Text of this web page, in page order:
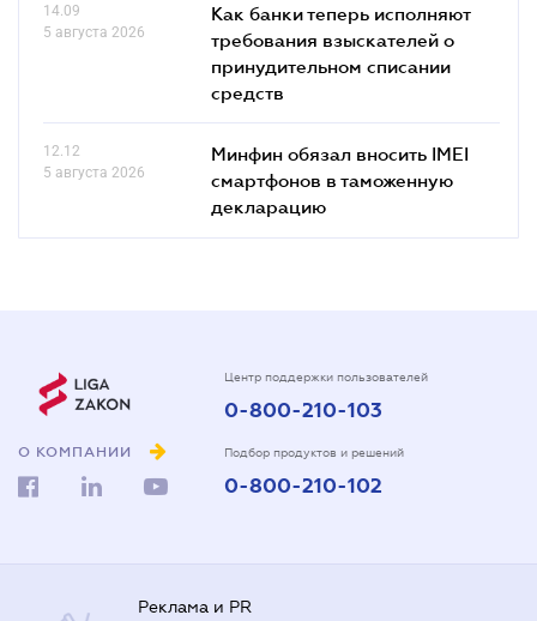
14.09
5 августа 2026
Как банки теперь исполняют
требования взыскателей о
принудительном списании
средств
12.12
5 августа 2026
Минфин обязал вносить IMEI
смартфонов в таможенную
декларацию
О КОМПАНИИ
Центр поддержки пользователей
0-800-210-103
Подбор продуктов и решений
0-800-210-102
Реклама и PR